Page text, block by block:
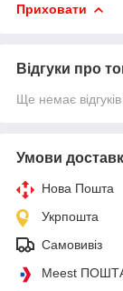
Приховати
Відгуки про
Ще немає
Умови
Нова Пошта
Укрпошта
Самовивіз
Meest